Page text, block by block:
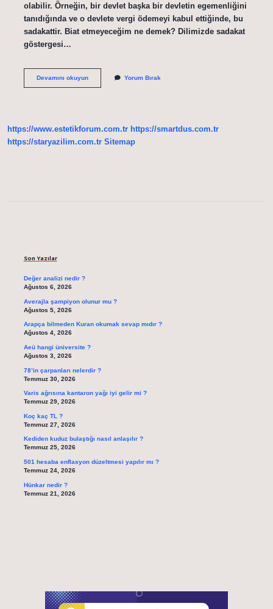
olabilir. Örneğin, bir devlet başka bir devletin egemenliğini
tanıdığında ve o devlete vergi ödemeyi kabul ettiğinde, bu
sadakattir. Biat etmeyeceğim ne demek? Dilimizde sadakat
göstergesi…
Devamını okuyunPeygambereYorum Bırak
https://www.estetikforum.com.tr https://smartdus.com.tr
https://staryazilim.com.tr Sitemap
Son Yazılar
Değer analizi nedir ?
Ağustos 6, 2026
Averajla şampiyon olunur mu ?
Ağustos 5, 2026
Arapça bilmeden Kuran okumak sevap mıdır ?
Ağustos 4, 2026
Aeü hangi üniversite ?
Ağustos 3, 2026
78’in çarpanları nelerdir ?
Temmuz 30, 2026
Varis ağrısına kantaron yağı iyi gelir mi ?
Temmuz 29, 2026
Koç kaç TL ?
Temmuz 27, 2026
Kediden kuduz bulaştığı nasıl anlaşılır ?
Temmuz 25, 2026
501 hesaba enflasyon düzeltmesi yapılır mı ?
Temmuz 24, 2026
Hünkar nedir ?
Temmuz 21, 2026